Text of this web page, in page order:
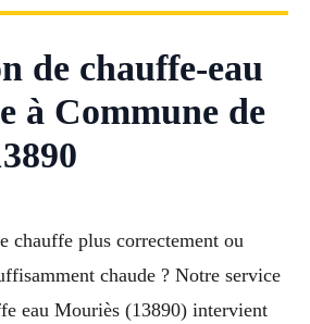
de chauffe-eau
à Commune de
chauffe plus correctement ou
chaude ? Notre service
eau Mouriès (13890) intervient